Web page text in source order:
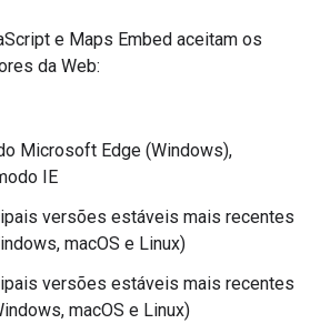
e Maps Embed aceitam os
da Web:
Microsoft Edge (Windows),
IE
versões estáveis mais recentes
macOS e Linux)
versões estáveis mais recentes
macOS e Linux)